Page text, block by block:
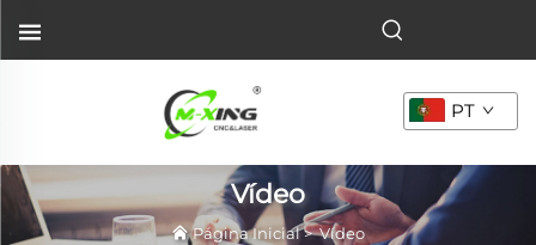
PT
Vídeo
Página Inicial>Vídeo